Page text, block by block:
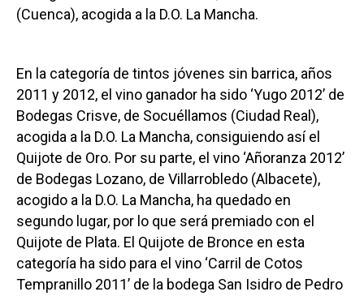
(Cuenca), acogida a la D.O. La Mancha.
En la categoría de tintos jóvenes sin barrica, años
2011 y 2012, el vino ganador ha sido ‘Yugo 2012’ de
Bodegas Crisve, de Socuéllamos (Ciudad Real),
acogida a la D.O. La Mancha, consiguiendo así el
Quijote de Oro. Por su parte, el vino ‘Añoranza 2012’
de Bodegas Lozano, de Villarrobledo (Albacete),
acogido a la D.O. La Mancha, ha quedado en
segundo lugar, por lo que será premiado con el
Quijote de Plata. El Quijote de Bronce en esta
categoría ha sido para el vino ‘Carril de Cotos
Tempranillo 2011’ de la bodega San Isidro de Pedro